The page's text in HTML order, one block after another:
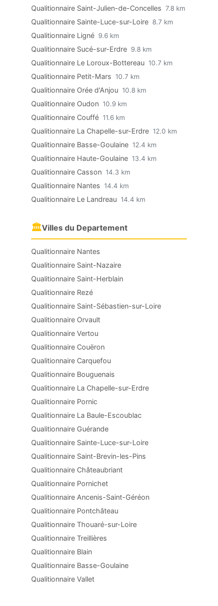
Qualitionnaire Saint-Julien-de-Concelles 7.8 km
Qualitionnaire Sainte-Luce-sur-Loire 8.7 km
Qualitionnaire Ligné 9.6 km
Qualitionnaire Sucé-sur-Erdre 9.8 km
Qualitionnaire Le Loroux-Bottereau 10.7 km
Qualitionnaire Petit-Mars 10.7 km
Qualitionnaire Orée d'Anjou 10.8 km
Qualitionnaire Oudon 10.9 km
Qualitionnaire Couffé 11.6 km
Qualitionnaire La Chapelle-sur-Erdre 12.0 km
Qualitionnaire Basse-Goulaine 12.4 km
Qualitionnaire Haute-Goulaine 13.4 km
Qualitionnaire Casson 14.3 km
Qualitionnaire Nantes 14.4 km
Qualitionnaire Le Landreau 14.4 km
🏛Villes du Departement
Qualitionnaire Nantes
Qualitionnaire Saint-Nazaire
Qualitionnaire Saint-Herblain
Qualitionnaire Rezé
Qualitionnaire Saint-Sébastien-sur-Loire
Qualitionnaire Orvault
Qualitionnaire Vertou
Qualitionnaire Couëron
Qualitionnaire Carquefou
Qualitionnaire Bouguenais
Qualitionnaire La Chapelle-sur-Erdre
Qualitionnaire Pornic
Qualitionnaire La Baule-Escoublac
Qualitionnaire Guérande
Qualitionnaire Sainte-Luce-sur-Loire
Qualitionnaire Saint-Brevin-les-Pins
Qualitionnaire Châteaubriant
Qualitionnaire Pornichet
Qualitionnaire Ancenis-Saint-Géréon
Qualitionnaire Pontchâteau
Qualitionnaire Thouaré-sur-Loire
Qualitionnaire Treillières
Qualitionnaire Blain
Qualitionnaire Basse-Goulaine
Qualitionnaire Vallet